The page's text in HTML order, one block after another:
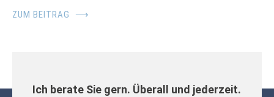
ZUM BEITRAG ⟶
Ich berate Sie gern. Überall und jederzeit.